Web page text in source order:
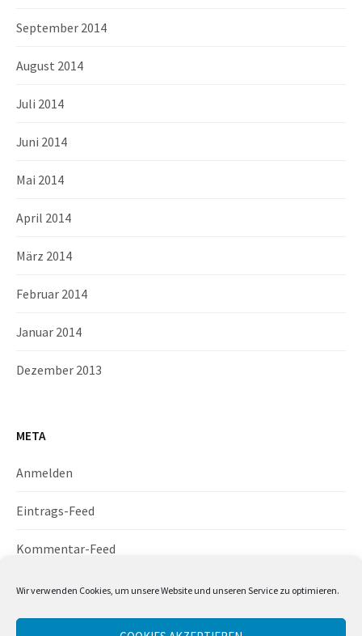
Wir verwenden Cookies, um unsere Website und unseren Service zu optimieren.
September 2014
August 2014
Juli 2014
Juni 2014
Mai 2014
April 2014
März 2014
Februar 2014
Januar 2014
Dezember 2013
META
Anmelden
Eintrags-Feed
Kommentar-Feed
WordPress.org